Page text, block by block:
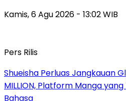
Kamis, 6 Agu 2026 - 13:02 WIB
Pers Rilis
Shueisha Perluas Jangkauan
MILLION, Platform Manga
Bahasa